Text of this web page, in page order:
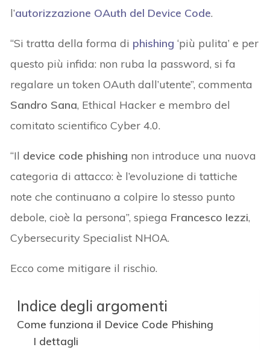
l’autorizzazione OAuth del Device Code.
“Si tratta della forma di phishing ‘più pulita’ e per
questo più infida: non ruba la password, si fa
regalare un token OAuth dall’utente”, commenta
Sandro Sana, Ethical Hacker e membro del
comitato scientifico Cyber 4.0.
“Il device code phishing non introduce una nuova
categoria di attacco: è l’evoluzione di tattiche
note che continuano a colpire lo stesso punto
debole, cioè la persona”, spiega Francesco Iezzi,
Cybersecurity Specialist NHOA.
Ecco come mitigare il rischio.
Indice degli argomenti
Come funziona il Device Code Phishing
I dettagli